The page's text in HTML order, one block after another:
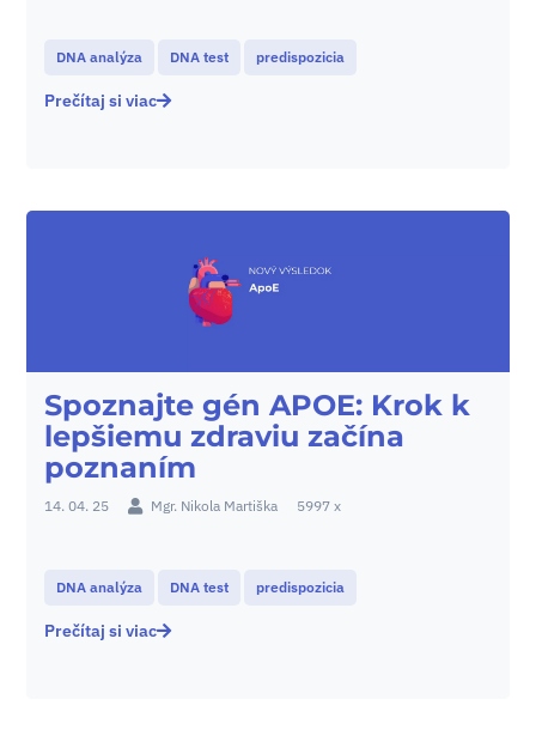
DNA analýza DNA test predispozicia
Prečítaj si viac
Spoznajte gén APOE: Krok k
lepšiemu zdraviu začína
poznaním
14. 04. 25 Mgr. Nikola Martiška 5997 x
DNA analýza DNA test predispozicia
Prečítaj si viac